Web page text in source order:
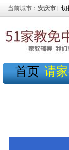
当前城市： 安庆市 [ 切
首页 请